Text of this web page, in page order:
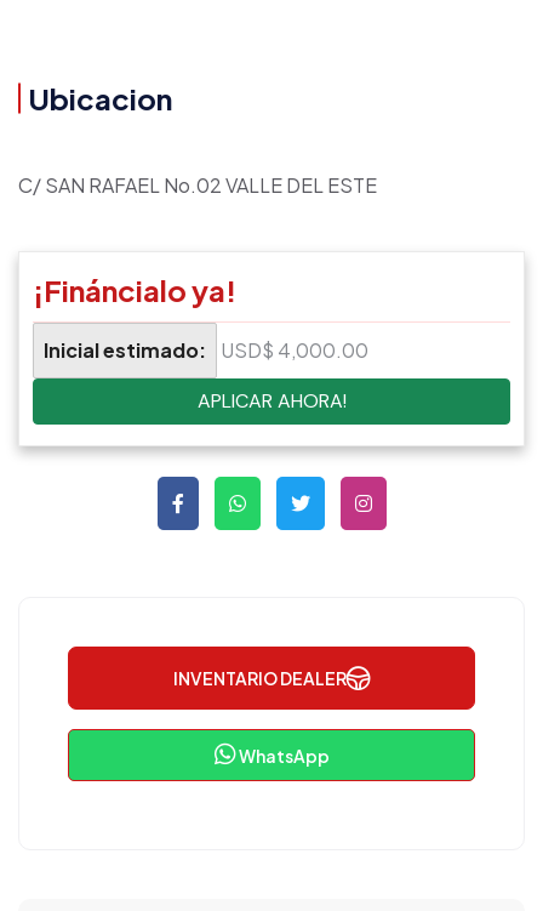
Ubicacion
C/ SAN RAFAEL No.02 VALLE DEL ESTE
¡Fináncialo ya!
Inicial estimado:
USD$ 4,000.00
APLICAR AHORA!
INVENTARIO DEALER
WhatsApp